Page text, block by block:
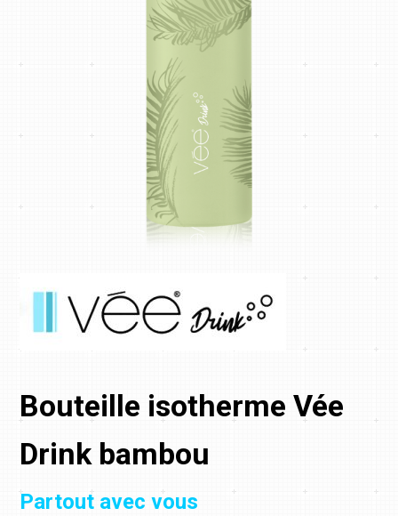
Bouteille isotherme Vée
Drink bambou
Partout avec vous